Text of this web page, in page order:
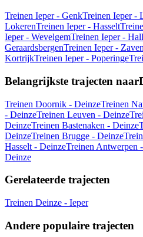
Treinen Ieper - GenkTreinen Ieper -
LokerenTreinen Ieper - Hasselt
Ieper - WevelgemTreinen Ieper -
GeraardsbergenTreinen Ieper -
KortrijkTreinen Ieper - Poperinge
Belangrijkste trajecten
Treinen Doornik - DeinzeTreinen
- DeinzeTreinen Leuven - Deinze
DeinzeTreinen Bastenaken - Deinze
DeinzeTreinen Brugge - Deinze
Hasselt - DeinzeTreinen Antwerpen
Deinze
Gerelateerde trajecten
Treinen Deinze - Ieper
Andere populaire trajecten